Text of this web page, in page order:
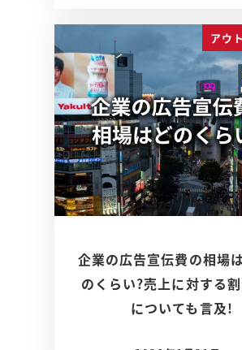
アウ
企業の広告宣伝費の相場
のくらい?売上に対する
についても言及!